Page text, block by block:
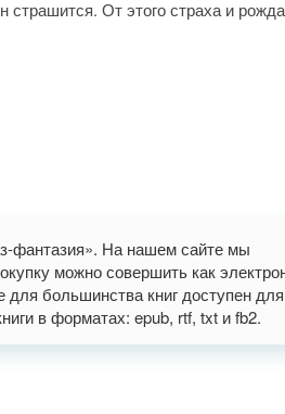
От этого страха и
фантазия». На нашем сайте мы
можно совершить как
большинства книг доступен
в форматах: epub, rtf, txt и fb2.